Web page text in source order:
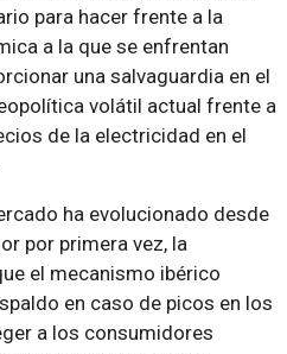
para hacer frente a la
a la que se enfrentan
una salvaguardia en el
volátil actual frente a
de la electricidad en el
ha evolucionado desde
por primera vez, la
el mecanismo ibérico
en caso de picos en los
a los consumidores